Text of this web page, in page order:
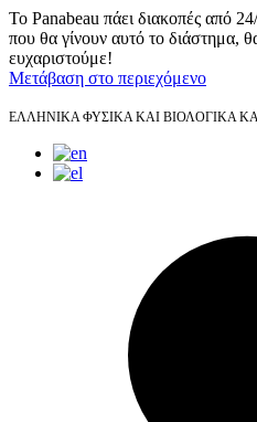
Το Panabeau πάει διακοπές από
που θα γίνουν αυτό το διάστημα,
ευχαριστούμε!
Μετάβαση στο περιεχόμενο
ΕΛΛΗΝΙΚΑ ΦΥΣΙΚΑ ΚΑΙ ΒΙΟΛΟΓΙΚΑ